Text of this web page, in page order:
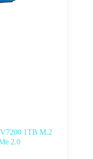
1TB M.2
2.0